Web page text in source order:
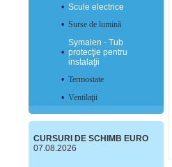
• Scule electrice
• Surse de lumină
•
Symalen - Tub
protecţie pentru
instalaţii
• Termostate
• Ventilaţii
CURSURI DE SCHIMB EURO
07.08.2026